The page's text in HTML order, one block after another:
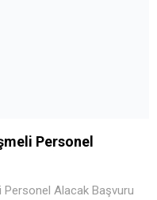
Personel
Personel Alacak Başvuru